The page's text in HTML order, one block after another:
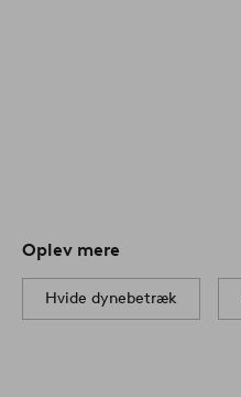
Oplev mere
Hvide dynebetræk